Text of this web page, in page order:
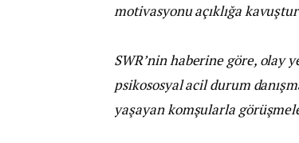
motivasyonu açıklığa
SWR’nin haberine göre, olay
psikososyal acil durum
yaşayan komşularla